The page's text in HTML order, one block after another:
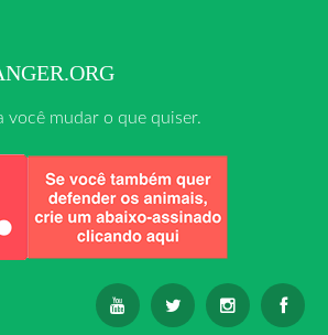
você mudar o que quiser.